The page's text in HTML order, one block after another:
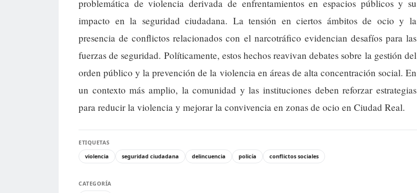
problemática de violencia derivada de enfrentamientos en espacios públicos y su
impacto en la seguridad ciudadana. La tensión en ciertos ámbitos de ocio y la
presencia de conflictos relacionados con el narcotráfico evidencian desafíos para las
fuerzas de seguridad. Políticamente, estos hechos reavivan debates sobre la gestión del
orden público y la prevención de la violencia en áreas de alta concentración social. En
un contexto más amplio, la comunidad y las instituciones deben reforzar estrategias
para reducir la violencia y mejorar la convivencia en zonas de ocio en Ciudad Real.
ETIQUETAS
violencia
seguridad ciudadana delincuencia policía conflictos sociales
CATEGORÍA